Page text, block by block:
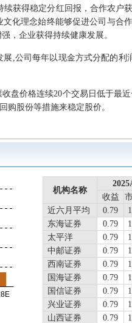
获得稳定分红回报，合作农户
化理念始终能够促进公司与合
，企业获得持续健康发展。
,公司每年以现金方式分配的利
盘价格连续20个交易日低于最
购股份等措施来稳定股价。
机构名称
收益
近六月平均
0.79
机构名称
收益
近六月平均
0.79
东海证券
0.79
太平洋
0.79
中邮证券
0.79
西南证券
0.79
国海证券
0.79
国信证券
0.79
兴业证券
0.79
山西证券
0.79